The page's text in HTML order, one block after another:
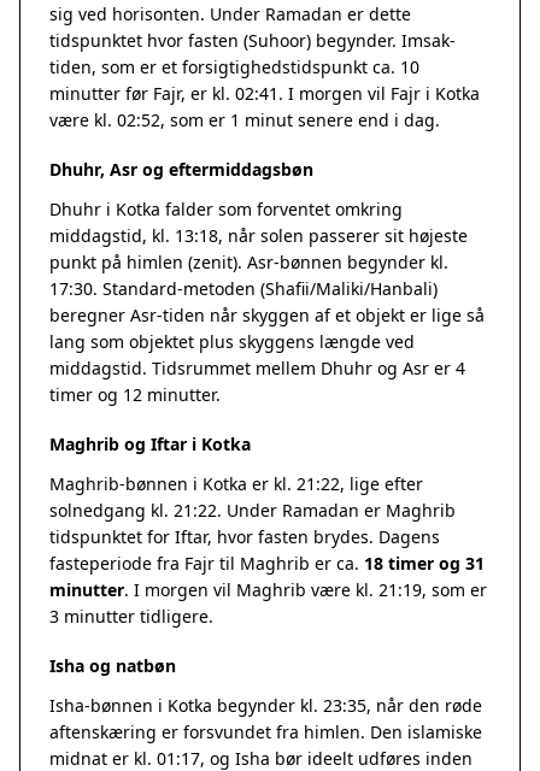
sig ved horisonten. Under Ramadan er dette
tidspunktet hvor fasten (Suhoor) begynder. Imsak-
tiden, som er et forsigtighedstidspunkt ca. 10
minutter før Fajr, er kl. 02:41. I morgen vil Fajr i Kotka
være kl. 02:52, som er 1 minut senere end i dag.
Dhuhr, Asr og eftermiddagsbøn
Dhuhr i Kotka falder som forventet omkring
middagstid, kl. 13:18, når solen passerer sit højeste
punkt på himlen (zenit). Asr-bønnen begynder kl.
17:30. Standard-metoden (Shafii/Maliki/Hanbali)
beregner Asr-tiden når skyggen af et objekt er lige så
lang som objektet plus skyggens længde ved
middagstid. Tidsrummet mellem Dhuhr og Asr er 4
timer og 12 minutter.
Maghrib og Iftar i Kotka
Maghrib-bønnen i Kotka er kl. 21:22, lige efter
solnedgang kl. 21:22. Under Ramadan er Maghrib
tidspunktet for Iftar, hvor fasten brydes. Dagens
fasteperiode fra Fajr til Maghrib er ca. 18 timer og 31
minutter. I morgen vil Maghrib være kl. 21:19, som er
3 minutter tidligere.
Isha og natbøn
Isha-bønnen i Kotka begynder kl. 23:35, når den røde
aftenskæring er forsvundet fra himlen. Den islamiske
midnat er kl. 01:17, og Isha bør ideelt udføres inden